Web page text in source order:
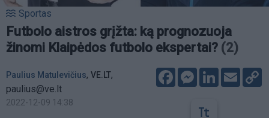
Sportas
Futbolo aistros grįžta: ką prognozuoja
žinomi Klaipėdos futbolo ekspertai? (2)
Paulius Matulevičius, VE.LT,
paulius@ve.lt
2022-12-09 14:38
FacebookMessenger
LinkedIn
Email